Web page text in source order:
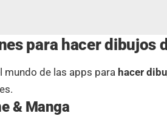
para hacer dibujos
mundo de las apps parahacer
& Manga